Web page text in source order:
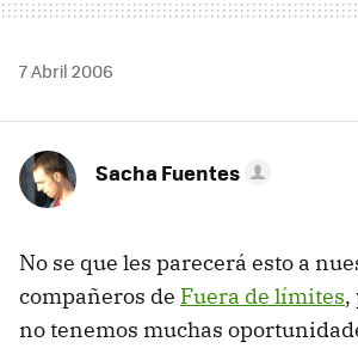
7 Abril 2006
Sacha Fuentes
No se que les parecerá esto a
compañeros de Fuera de límites,
no tenemos muchas